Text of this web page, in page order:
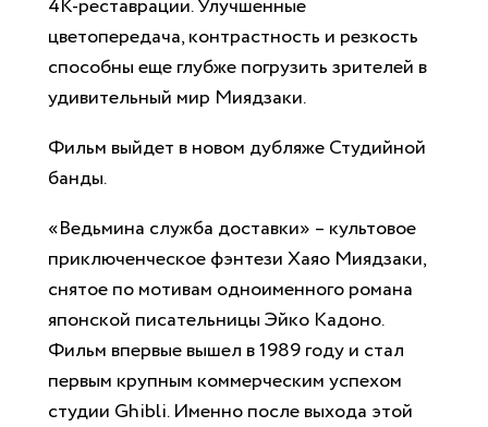
4К-реставрации. Улучшенные
цветопередача, контрастность и резкость
способны еще глубже погрузить зрителей в
удивительный мир Миядзаки.
Фильм выйдет в новом дубляже Студийной
банды.
«Ведьмина служба доставки» – культовое
приключенческое фэнтези Хаяо Миядзаки,
снятое по мотивам одноименного романа
японской писательницы Эйко Кадоно.
Фильм впервые вышел в 1989 году и стал
первым крупным коммерческим успехом
студии Ghibli. Именно после выхода этой